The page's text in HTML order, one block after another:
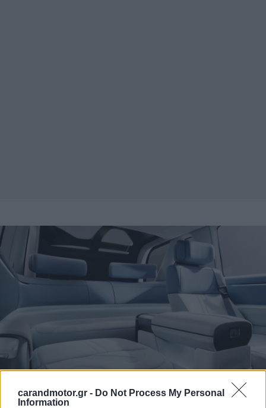
carandmotor.gr - Do Not Process My Personal
Information
Το όνομα αυτό ενσαρκώνει μια αδιαμφισβήτητη δύναμη,